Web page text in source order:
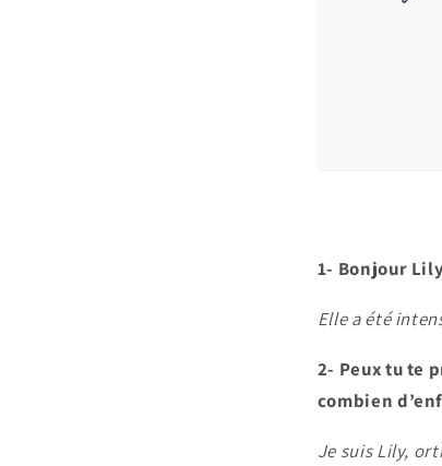
1- Bonjour
Elle a été
2- Peux tu te
combien
Je suis Lily,